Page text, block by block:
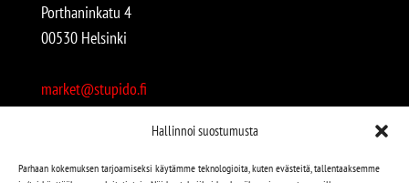
Hallinnoi suostumusta
Parhaan kokemuksen tarjoamiseksi käytämme teknologioita, kuten evästeitä, tallentaaksemme
Porthaninkatu 4
00530 Helsinki
market@stupido.fi
+358 50 4708664
Avoinna: